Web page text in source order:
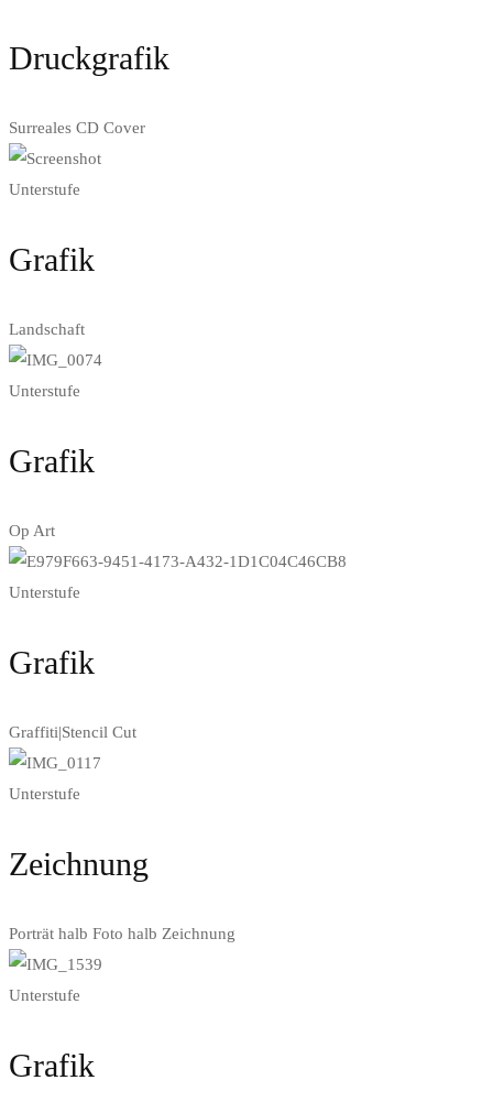
Druckgrafik
Surreales CD Cover
Unterstufe
Grafik
Landschaft
Unterstufe
Grafik
Op Art
Unterstufe
Grafik
Graffiti|Stencil Cut
Unterstufe
Zeichnung
Porträt halb Foto halb Zeichnung
Unterstufe
Grafik